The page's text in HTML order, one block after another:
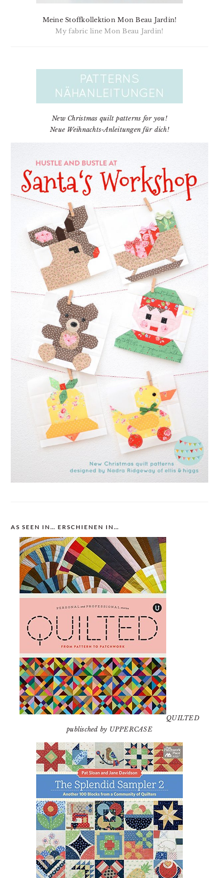
Meine Stoffkollektion Mon Beau Jardin!
My fabric line Mon Beau Jardin!
New Christmas quilt patterns for you!
Neue Weihnachts-Anleitungen für dich!
AS SEEN IN… ERSCHIENEN IN…
QUILTED
publisched by UPPERCASE